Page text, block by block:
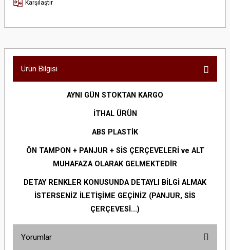
Karşılaştır
Ürün Bilgisi
AYNI GÜN STOKTAN KARGO
İTHAL ÜRÜN
ABS PLASTİK
ÖN TAMPON + PANJUR + SİS ÇERÇEVELERİ ve ALT
MUHAFAZA OLARAK GELMEKTEDİR
DETAY RENKLER KONUSUNDA DETAYLI BİLGİ ALMAK
İSTERSENİZ İLETİŞİME GEÇİNİZ (PANJUR, SİS
ÇERÇEVESİ...)
Yorumlar